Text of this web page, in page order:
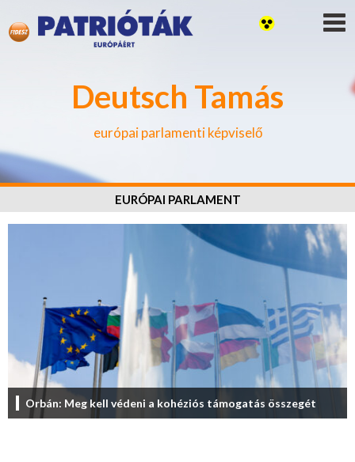
Deutsch Tamás
európai parlamenti képviselő
EURÓPAI PARLAMENT
Orbán: Meg kell védeni a kohéziós támogatás összegét